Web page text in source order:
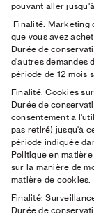
pouvant aller
Finalité: Marketing
que vous avez
Durée de
d'autres demandes
période de 12 mois
Finalité:Cookies
Durée de
consentement à
pas retiré) jusqu'à
période indiquée
Politique en
sur la manière de
matière de cookies.
Finalité:
Durée de